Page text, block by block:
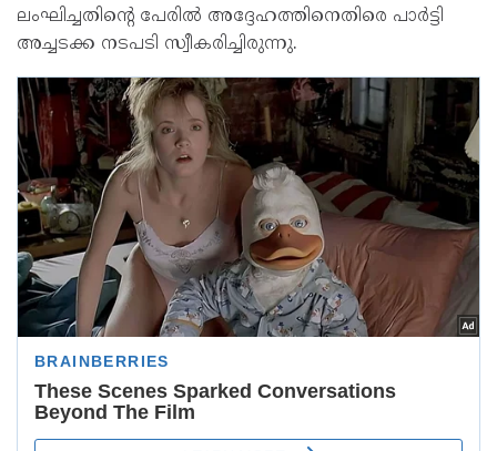
ലംഘിച്ചതിന്റെ പേരിൽ അദ്ദേഹത്തിനെതിരെ പാർട്ടി
അച്ചടക്ക നടപടി സ്വീകരിച്ചിരുന്നു.